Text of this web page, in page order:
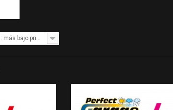
Referencia: más bajo primero